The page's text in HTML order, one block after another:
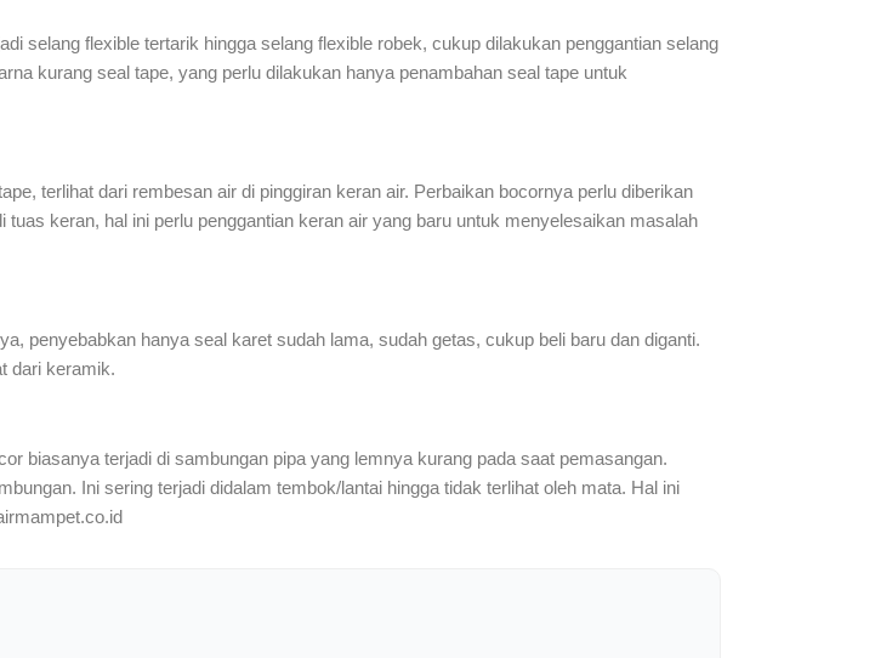
selang flexible tertarik hingga selang flexible robek, cukup dilakukan penggantian selang
kurang seal tape, yang perlu dilakukan hanya penambahan seal tape untuk
terlihat dari rembesan air di pinggiran keran air. Perbaikan bocornya perlu diberikan
keran, hal ini perlu penggantian keran air yang baru untuk menyelesaikan masalah
penyebabkan hanya seal karet sudah lama, sudah getas, cukup beli baru dan diganti.
dari keramik.
biasanya terjadi di sambungan pipa yang lemnya kurang pada saat pemasangan.
Ini sering terjadi didalam tembok/lantai hingga tidak terlihat oleh mata. Hal ini